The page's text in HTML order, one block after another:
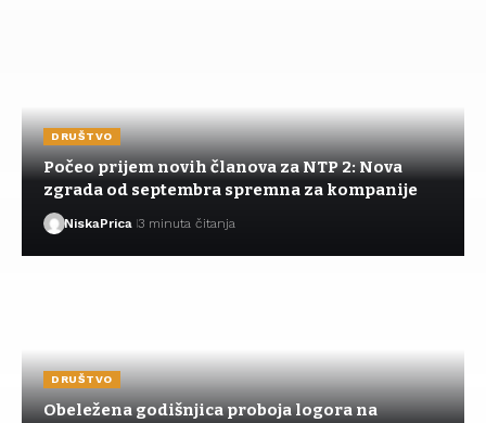
DRUŠTVO
Počeo prijem novih članova za NTP 2: Nova
zgrada od septembra spremna za kompanije
NiskaPrica 3 minuta čitanja
DRUŠTVO
Obeležena godišnjica proboja logora na